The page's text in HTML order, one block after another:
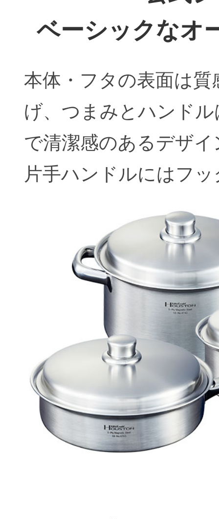
ベーシックなオ
本体・フタの表面は
げ、つまみとハンド
で清潔感のあるデザイ
片手ハンドルにはフ